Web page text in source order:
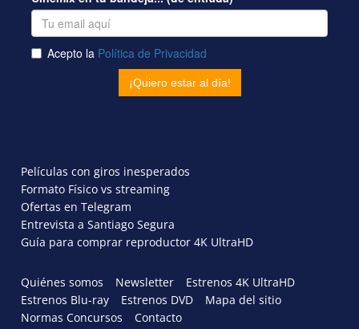
Películas con giros inesperados
Formato Físico vs streaming
Ofertas en Telegram
Entrevista a Santiago Segura
Guía para comprar reproductor 4K UltraHD
Quiénes somos Newsletter
Estrenos 4K UltraHD
Estrenos Blu-ray
Estrenos DVD
Mapa del sitio
Normas Concursos
Contacto